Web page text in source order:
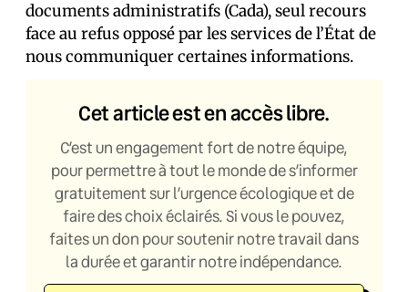
documents administratifs (Cada), seul recours
face au refus opposé par les services de l’État de
nous communiquer certaines informations.
Cet article est en accès libre.
C’est un engagement fort de notre équipe,
pour permettre à tout le monde de s’informer
gratuitement sur l’urgence écologique et de
faire des choix éclairés. Si vous le pouvez,
faites un don pour soutenir notre travail dans
la durée et garantir notre indépendance.